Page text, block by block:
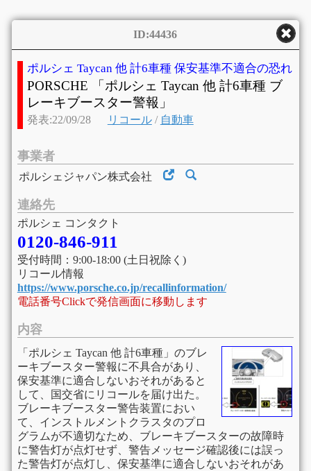
ID:44436
ポルシェ Taycan 他 計6車種 保安基準不適合の恐れ
PORSCHE 「ポルシェ Taycan 他 計6車種 ブ
レーキブースター警報」
発表:22/09/28 リコール/ 自動車
事業者
ポルシェジャパン株式会社
連絡先
ポルシェ コンタクト
0120-846-911
受付時間：9:00-18:00 (土日祝除く)
リコール情報
https://www.porsche.co.jp/recallinformation/
電話番号Clickで発信画面に移動します
内容
「ポルシェ Taycan 他 計6車種」のブレ
ーキブースター警報に不具合があり、
保安基準に適合しないおそれがあると
して、国交省にリコールを届け出た。
ブレーキブースター警告装置におい
て、インストルメントクラスタのプロ
グラムが不適切なため、ブレーキブースターの故障時
に警告灯が点灯せず、警告メッセージ確認後には誤っ
た警告灯が点灯し、保安基準に適合しないおそれがあ